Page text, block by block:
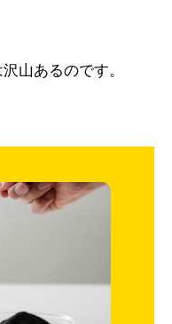
山あるのです。